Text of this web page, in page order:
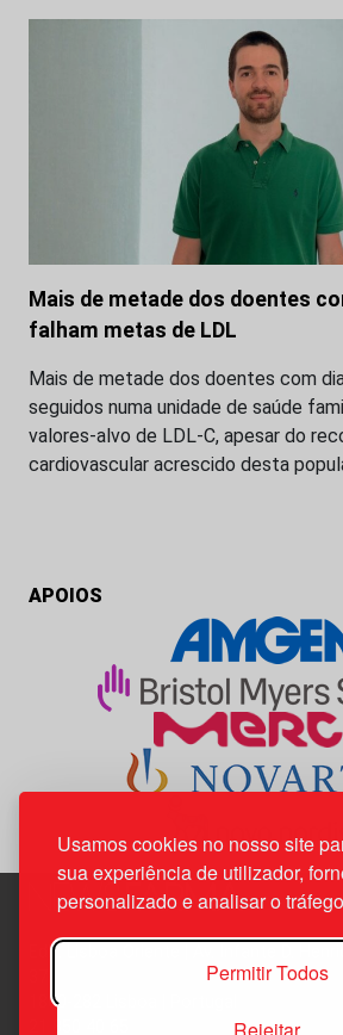
Usamos cookies no nosso site
sua experiência de utilizador,
personalizado e analisar o
Permitir Todos
Mais de metade dos doentes
falham metas de LDL
Mais de metade dos doentes com
seguidos numa unidade de saúde
valores-alvo de LDL-C, apesar do
cardiovascular acrescido desta
APOIOS
Edif. Lisboa Oriente | Av. Infante D.
1800-282 Lisboa | Portugal